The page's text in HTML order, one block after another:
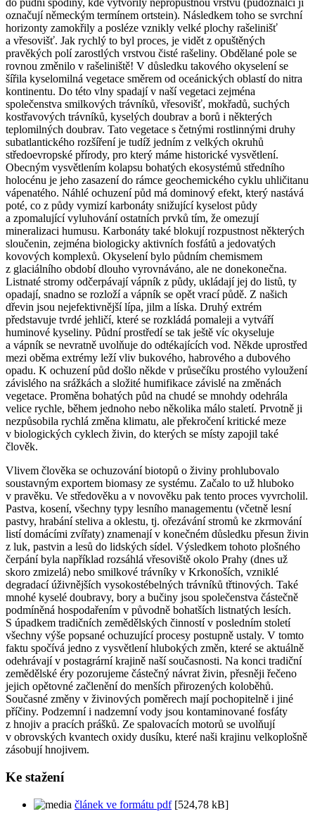
do půdní spodiny, kde vytvořily nepropustnou vrstvu (půdoznalci ji
označují německým termínem ortstein). Následkem toho se svrchní
horizonty zamokřily a posléze vznikly velké plochy rašelinišť
a vřesovišť. Jak rychlý to byl proces, je vidět z opuštěných
pravěkých polí zarostlých vrstvou čisté rašeliny. Obdělané pole se
rovnou změnilo v rašeliniště! V důsledku takového okyselení se
šířila kyselomilná vegetace směrem od oceánických oblastí do nitra
kontinentu. Do této vlny spadají v naší vegetaci zejména
společenstva smilkových trávníků, vřesovišť, mokřadů, suchých
kostřavových trávníků, kyselých doubrav a borů i některých
teplomilných doubrav. Tato vegetace s četnými rostlinnými druhy
subatlantického rozšíření je tudíž jedním z velkých okruhů
středoevropské přírody, pro který máme historické vysvětlení.
Obecným vysvětlením kolapsu bohatých ekosystémů středního
holocénu je jeho zasazení do rámce geochemického cyklu uhličitanu
vápenatého. Náhlé ochuzení půd má dominový efekt, který nastává
poté, co z půdy vymizí karbonáty snižující kyselost půdy
a zpomalující vyluhování ostatních prvků tím, že omezují
mineralizaci humusu. Karbonáty také blokují rozpustnost některých
sloučenin, zejména biologicky aktivních fosfátů a jedovatých
kovových komplexů. Okyselení bylo půdním chemismem
z glaciálního období dlouho vyrovnáváno, ale ne donekonečna.
Listnaté stromy odčerpávají vápník z půdy, ukládají jej do listů, ty
opadají, snadno se rozloží a vápník se opět vrací půdě. Z našich
dřevin jsou nejefektivnější lípa, jilm a líska. Druhý extrém
představuje tvrdé jehličí, které se rozkládá pomaleji a vytváří
huminové kyseliny. Půdní prostředí se tak ještě víc okyseluje
a vápník se nevratně uvolňuje do odtékajících vod. Někde uprostřed
mezi oběma extrémy leží vliv bukového, habrového a dubového
opadu. K ochuzení půd došlo někde v průsečíku prostého vyloužení
závislého na srážkách a složité humifikace závislé na změnách
vegetace. Proměna bohatých půd na chudé se mnohdy odehrála
velice rychle, během jednoho nebo několika málo staletí. Prvotně ji
nezpůsobila rychlá změna klimatu, ale překročení kritické meze
v biologických cyklech živin, do kterých se místy zapojil také
člověk.
Vlivem člověka se ochuzování biotopů o živiny prohlubovalo
soustavným exportem biomasy ze systému. Začalo to už hluboko
v pravěku. Ve středověku a v novověku pak tento proces vyvrcholil.
Pastva, kosení, všechny typy lesního managementu (včetně lesní
pastvy, hrabání steliva a oklestu, tj. ořezávání stromů ke zkrmování
listí domácími zvířaty) znamenají v konečném důsledku přesun živin
z luk, pastvin a lesů do lidských sídel. Výsledkem tohoto plošného
čerpání byla například rozsáhlá vřesoviště okolo Prahy (dnes už
skoro zmizelá) nebo smilkové trávníky v Krkonoších, vzniklé
degradací úživnějších vysokostébelných trávníků třtinových. Také
mnohé kyselé doubravy, bory a bučiny jsou společenstva částečně
podmíněná hospodařením v původně bohatších listnatých lesích.
S úpadkem tradičních zemědělských činností v posledním století
všechny výše popsané ochuzující procesy postupně ustaly. V tomto
faktu spočívá jedno z vysvětlení hlubokých změn, které se aktuálně
odehrávají v postagrární krajině naší současnosti. Na konci tradiční
zemědělské éry pozorujeme částečný návrat živin, přesněji řečeno
jejich opětovné začlenění do menších přirozených koloběhů.
Současné změny v živinových poměrech mají pochopitelně i jiné
příčiny. Podzemní i nadzemní vody jsou kontaminované fosfáty
z hnojiv a pracích prášků. Ze spalovacích motorů se uvolňují
v obrovských kvantech oxidy dusíku, které naši krajinu velkoplošně
zásobují hnojivem.
Ke stažení
článek ve formátu pdf[524,78 kB]